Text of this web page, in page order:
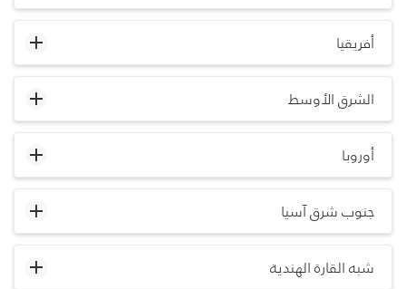
أفريقيا
الشرق الأوسط
أوروبا
جنوب شرق آسيا
شبه القارة الهندية